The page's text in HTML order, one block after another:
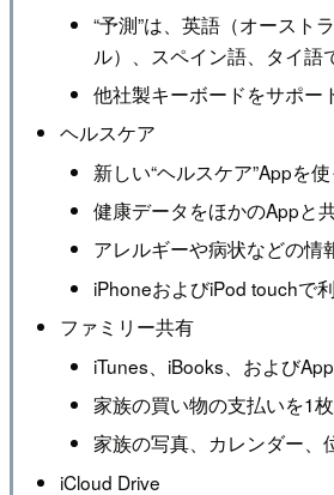
“予測”は、英語（オースト
ル）、スペイン語、タイ語
他社製キーボードをサポー
ヘルスケア
新しい“ヘルスケア”Appを
健康データをほかのAppと
アレルギーや病状などの情
iPhoneおよびiPod touchで
ファミリー共有
iTunes、iBooks、および
家族の買い物の支払いを1
家族の写真、カレンダー、
iCloud Drive